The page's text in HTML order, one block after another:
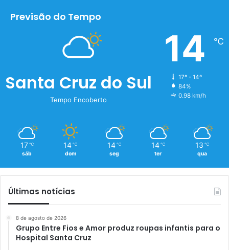
Previsão do Tempo
Santa Cruz do Sul
Tempo Encoberto
14 ℃
17º - 14º
84%
0.98 km/h
17 ℃
sáb
14 ℃
dom
14 ℃
seg
14 ℃
ter
13 ℃
qua
Últimas notícias
8 de agosto de 2026
Grupo Entre Fios e Amor produz roupas infantis para o
Hospital Santa Cruz